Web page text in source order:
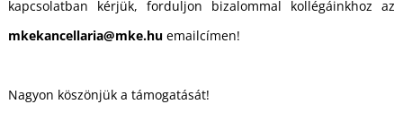
kapcsolatban kérjük, forduljon bizalommal kollégáinkhoz az
mkekancellaria@mke.huemailcímen!
Nagyon köszönjük a támogatását!